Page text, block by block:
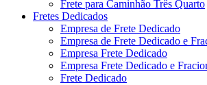
Frete para Caminhão Três Quarto
Fretes Dedicados
Empresa de Frete Dedicado
Empresa de Frete Dedicado e
Empresa Frete Dedicado
Empresa Frete Dedicado e
Frete Dedicado